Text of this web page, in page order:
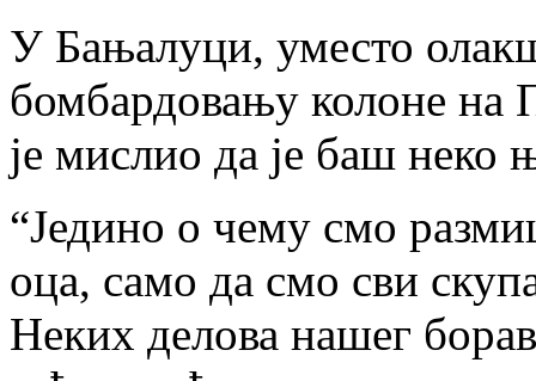
У Бањалуци, уместо
бомбардовању колоне на
је мислио да је баш
“Једино о чему смо
оца, само да смо сви
Неких делова нашег